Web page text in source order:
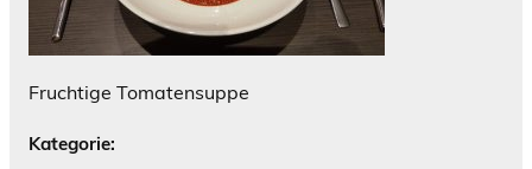
Fruchtige Tomatensuppe
Kategorie: